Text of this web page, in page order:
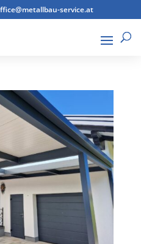
service.at